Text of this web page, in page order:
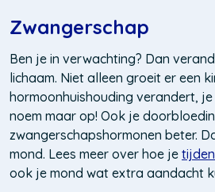
Zwangerschap
Ben je in verwachting? Dan
lichaam. Niet alleen groeit er een
hormoonhuishouding verandert,
noem maar op! Ook je
zwangerschapshormonen beter.
mond. Lees meer over hoe je
ook je mond wat extra aandacht